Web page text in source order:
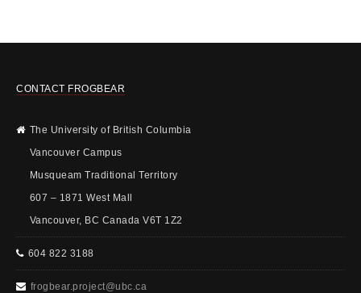
CONTACT FROGBEAR
The University of British Columbia
Vancouver Campus
Musqueam Traditional Territory
607 – 1871 West Mall
Vancouver, BC Canada V6T 1Z2
604 822 3188
frogbear.project@ubc.ca